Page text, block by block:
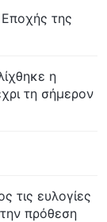
Εποχής της
η
τη σήμερον
τις ευλογίες
πρόθεση